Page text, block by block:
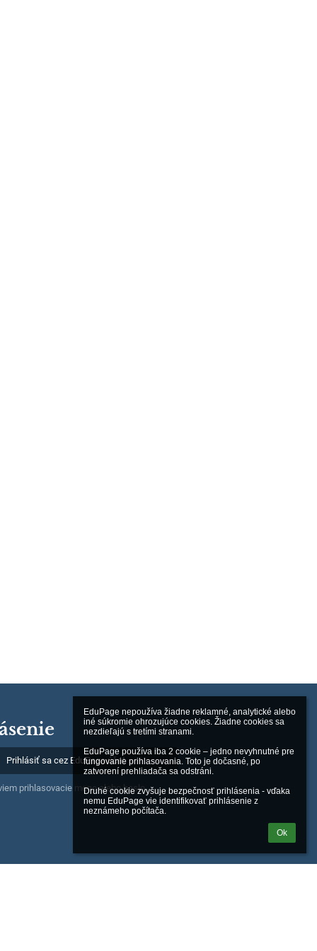
EduPage nepoužíva žiadne reklamné, analytické alebo
iné súkromie ohrozujúce cookies. Žiadne cookies sa
nezdieľajú s tretími stranami.
EduPage používa iba 2 cookie – jedno nevyhnutné pre
fungovanie prihlasovania. Toto je dočasné, po
zatvorení prehliadača sa odstráni.
Druhé cookie zvyšuje bezpečnosť prihlásenia - vďaka
nemu EduPage vie identifikovať prihlásenie z
neznámeho počítača.
Ok
Prihlásiť sa cez EduPage účet
prihlasovacie meno alebo heslo